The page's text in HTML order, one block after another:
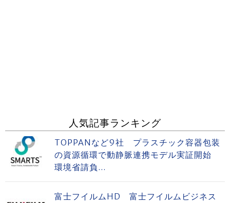
人気記事ランキング
TOPPANなど9社 プラスチック容器包装
の資源循環で動静脈連携モデル実証開始
環境省請負...
富士フイルムHD 富士フイルムビジネス